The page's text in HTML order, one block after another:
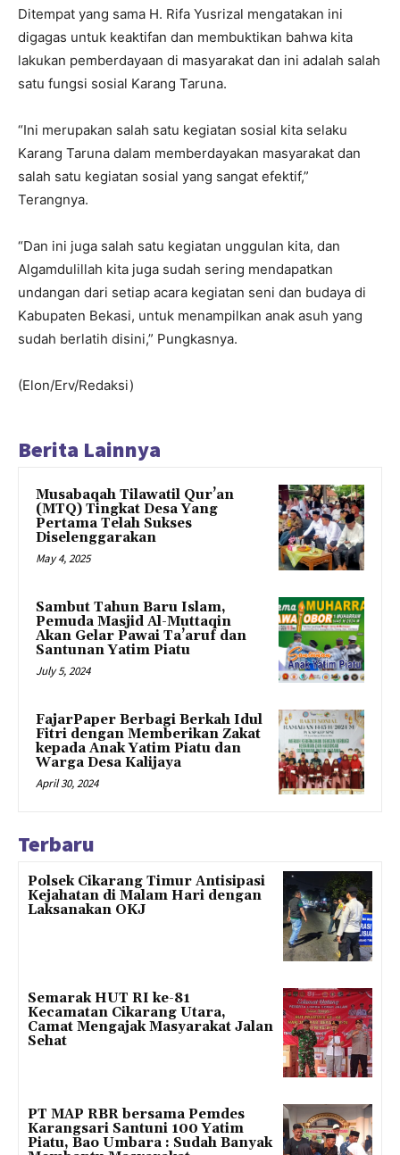
Ditempat yang sama H. Rifa Yusrizal mengatakan ini
digagas untuk keaktifan dan membuktikan bahwa kita
lakukan pemberdayaan di masyarakat dan ini adalah salah
satu fungsi sosial Karang Taruna.
“Ini merupakan salah satu kegiatan sosial kita selaku
Karang Taruna dalam memberdayakan masyarakat dan
salah satu kegiatan sosial yang sangat efektif,”
Terangnya.
“Dan ini juga salah satu kegiatan unggulan kita, dan
Algamdulillah kita juga sudah sering mendapatkan
undangan dari setiap acara kegiatan seni dan budaya di
Kabupaten Bekasi, untuk menampilkan anak asuh yang
sudah berlatih disini,” Pungkasnya.
(Elon/Erv/Redaksi)
Berita Lainnya
Musabaqah Tilawatil Qur’an
(MTQ) Tingkat Desa Yang
Pertama Telah Sukses
Diselenggarakan
May 4, 2025
Sambut Tahun Baru Islam,
Pemuda Masjid Al-Muttaqin
Akan Gelar Pawai Ta’aruf dan
Santunan Yatim Piatu
July 5, 2024
FajarPaper Berbagi Berkah Idul
Fitri dengan Memberikan Zakat
kepada Anak Yatim Piatu dan
Warga Desa Kalijaya
April 30, 2024
Terbaru
Polsek Cikarang Timur Antisipasi
Kejahatan di Malam Hari dengan
Laksanakan OKJ
Semarak HUT RI ke-81
Kecamatan Cikarang Utara,
Camat Mengajak Masyarakat Jalan
Sehat
PT MAP RBR bersama Pemdes
Karangsari Santuni 100 Yatim
Piatu, Bao Umbara : Sudah Banyak